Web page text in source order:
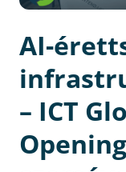
AI-
– ICT